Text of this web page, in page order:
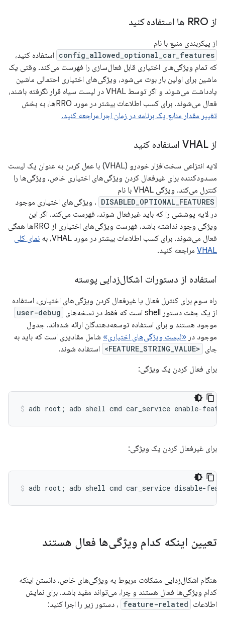
از RRO ها استفاده کنید
از پیکربندی منبع با نام
config_allowed_optional_car_features استفاده کنید،
که تمام ویژگی‌های اختیاری قابل فعال‌سازی را فهرست می‌کند. وقتی یک
ماشین برای اولین بار بوت می‌شود، ویژگی‌های اختیاری احتمالی ماشین
یادداشت می‌شوند و اگر توسط VHAL در لیست سیاه قرار نگرفته باشند،
فعال می‌شوند. برای کسب اطلاعات بیشتر در مورد RROها، به بخش
تغییر مقدار منابع یک برنامه در زمان اجرا مراجعه کنید.
از VHAL استفاده کنید
لایه انتزاعی سخت‌افزار خودرو (VHAL) با عمل کردن به عنوان یک لیست
مسدودکننده برای غیرفعال کردن ویژگی‌های اختیاری خاص، ویژگی‌ها را
کنترل می‌کند. ویژگی VHAL با نام
DISABLED_OPTIONAL_FEATURES ، ویژگی‌های اختیاری موجود
در لایه پوششی را که باید غیرفعال شوند، فهرست می‌کند. اگر این
ویژگی وجود نداشته باشد، فهرست ویژگی‌های اختیاری از RROها همگی
فعال می‌شوند. برای کسب اطلاعات بیشتر در مورد VHAL، به
نمای کلی
VHAL مراجعه کنید.
استفاده از دستورات اشکال‌زدایی پوسته
راه سوم برای کنترل فعال یا غیرفعال کردن ویژگی‌های اختیاری، استفاده
از یک جفت دستور shell است که فقط در نسخه‌های
user-debug
موجود هستند و برای استفاده توسعه‌دهندگان ارائه شده‌اند. جدول
موجود در «لیست ویژگی‌های اختیاری» شامل مقادیری است که باید به
جای <FEATURE_STRING_VALUE>
استفاده شوند.
برای فعال کردن یک ویژگی:
برای غیرفعال کردن یک ویژگی:
تعیین اینکه کدام ویژگی‌ها فعال هستند
هنگام اشکال‌زدایی مشکلات مربوط به ویژگی‌های خاص، دانستن اینکه
کدام ویژگی‌ها فعال هستند و چرا، می‌تواند مفید باشد. برای نمایش
اطلاعات feature-related ، دستور زیر را اجرا کنید: